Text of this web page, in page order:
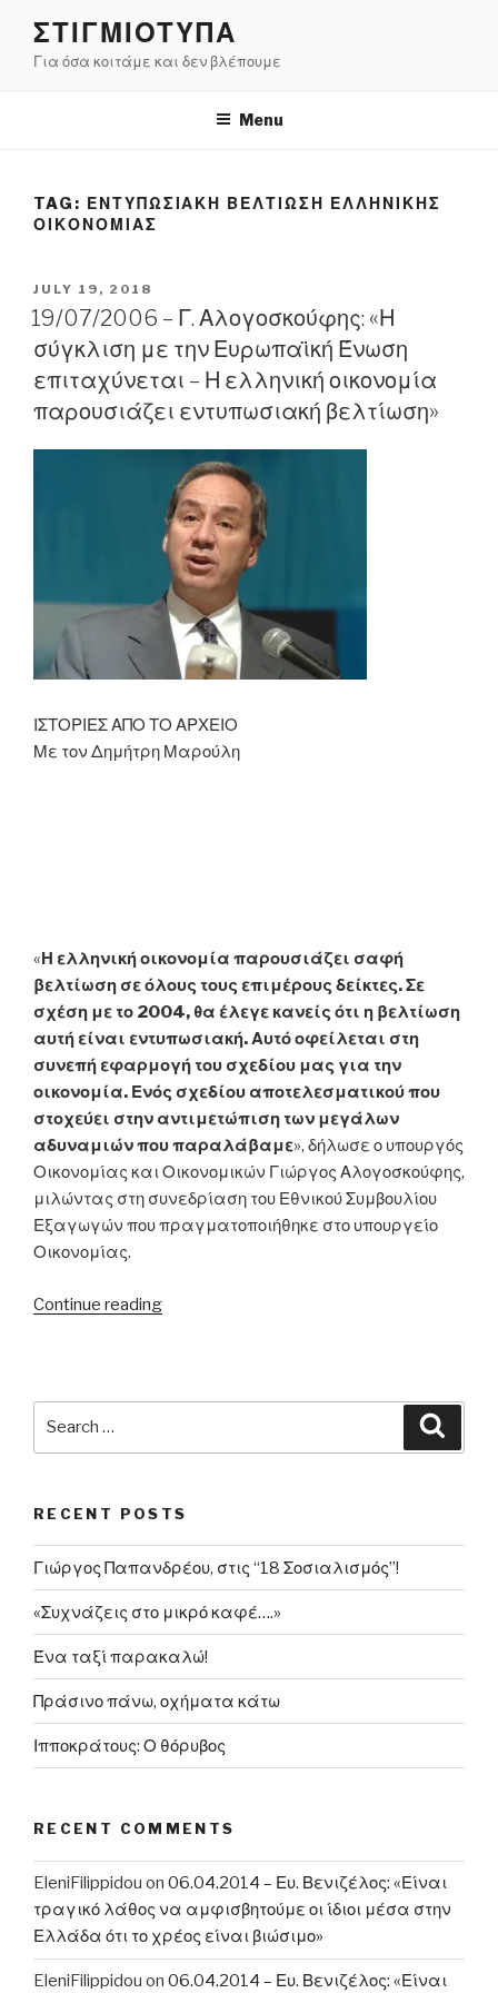
content
ΣΤΙΓΜΙΟΤΥΠΑ
Για όσα κοιτάμε και δεν βλέπουμε
Menu
TAG: ΕΝΤΥΠΩΣΙΑΚΗ ΒΕΛΤΙΩΣΗ ΕΛΛΗΝΙΚΗΣ
ΟΙΚΟΝΟΜΙΑΣ
POSTED
ON
JULY 19, 2018
19/07/2006 – Γ. Αλογοσκούφης: «Η
σύγκλιση με την Ευρωπαϊκή Ένωση
επιταχύνεται – Η ελληνική οικονομία
παρουσιάζει εντυπωσιακή βελτίωση»
ΙΣΤΟΡΙΕΣ ΑΠΟ ΤΟ ΑΡΧΕΙΟ
Με τον Δημήτρη Μαρούλη
«Η ελληνική οικονομία παρουσιάζει σαφή
βελτίωση σε όλους τους επιμέρους δείκτες. Σε
σχέση με το 2004, θα έλεγε κανείς ότι η βελτίωση
αυτή είναι εντυπωσιακή. Αυτό οφείλεται στη
συνεπή εφαρμογή του σχεδίου μας για την
οικονομία. Ενός σχεδίου αποτελεσματικού που
στοχεύει στην αντιμετώπιση των μεγάλων
αδυναμιών που παραλάβαμε», δήλωσε ο υπουργός
Οικονομίας και Οικονομικών Γιώργος Αλογοσκούφης,
μιλώντας στη συνεδρίαση του Εθνικού Συμβουλίου
Εξαγωγών που πραγματοποιήθηκε στο υπουργείο
Οικονομίας.
Continue reading“19/07/2006
Ευρωπαϊκή
Ένωση
επιταχύνεται
–
Η
ελληνική
οικονομία
παρουσιάζει
εντυπωσιακή
βελτίωση»”
RECENT POSTS
Γιώργος Παπανδρέου, στις “18 Σοσιαλισμός”!
«Συχνάζεις στο μικρό καφέ….»
Ένα ταξί παρακαλώ!
Πράσινο πάνω, οχήματα κάτω
Ιπποκράτους: Ο θόρυβος
RECENT COMMENTS
EleniFilippidou on 06.04.2014 – Ευ. Βενιζέλος: «Είναι
τραγικό λάθος να αμφισβητούμε οι ίδιοι μέσα στην
Ελλάδα ότι το χρέος είναι βιώσιμο»
EleniFilippidou on 06.04.2014 – Ευ. Βενιζέλος: «Είναι